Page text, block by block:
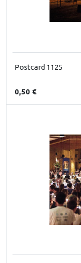
Postcard 1125
0,50 €